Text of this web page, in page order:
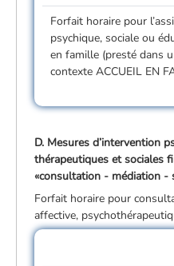
Forfait horaire pour
psychique, sociale ou
en famille (presté dans
contexte ACCUEIL EN
D. Mesures d’intervention
thérapeutiques et sociales
«consultation - médiation -
Forfait horaire pour
affective,